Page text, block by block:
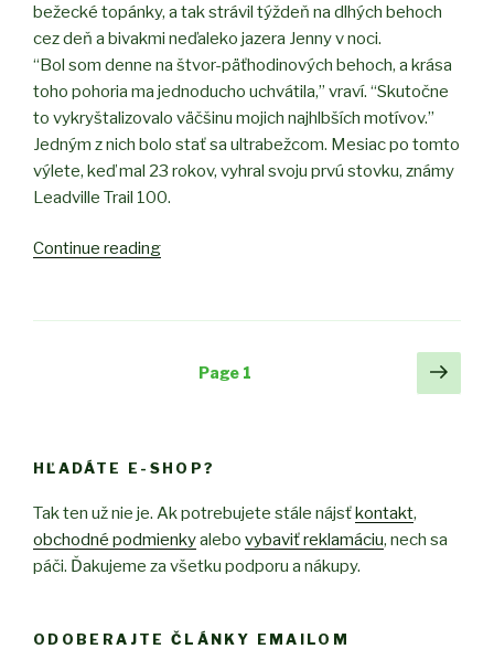
bežecké topánky, a tak strávil týždeň na dlhých behoch
cez deň a bivakmi neďaleko jazera Jenny v noci.
“Bol som denne na štvor-päťhodinových behoch, a krása
toho pohoria ma jednoducho uchvátila,” vraví. “Skutočne
to vykryštalizovalo väčšinu mojich najhlbších motívov.”
Jedným z nich bolo stať sa ultrabežcom. Mesiac po tomto
výlete, keď mal 23 rokov, vyhral svoju prvú stovku, známy
Leadville Trail 100.
Continue reading
od
vestyPage 1
Next
HĽADÁTE E-SHOP?
Tak ten už nie je. Ak potrebujete stále nájsťkontakt,
obchodné podmienkyalebo vybaviť reklamáciu, nech sa
páči. Ďakujeme za všetku podporu a nákupy.
ODOBERAJTE ČLÁNKY EMAILOM